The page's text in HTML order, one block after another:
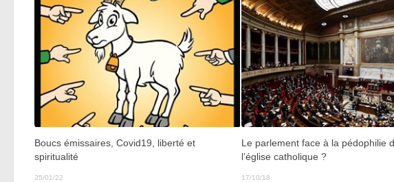
Boucs émissaires, Covid19, liberté et
spiritualité
25/01/22
Le parlement face à la pédophilie
l’église catholique ?
17/10/18